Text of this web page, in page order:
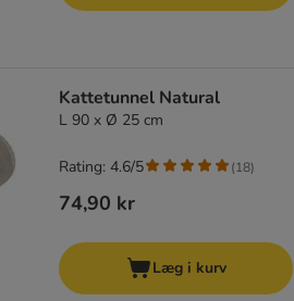
Kattetunnel Natural
L 90 x Ø 25 cm
74,90 kr
Rating: 4.6/5 (18)
Læg i kurv